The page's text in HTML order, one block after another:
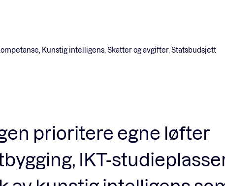
Standardavtaler
Rapporter
Kunstig intelligens, Skatter og avgifter, Statsbudsjett
prioritere egne løfter
IKT-